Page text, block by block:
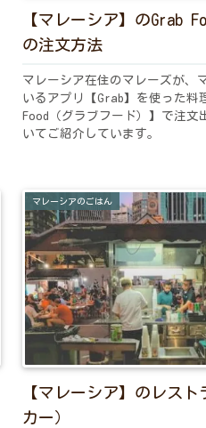
【マレーシア】のGrab
の注文方法
マレーシア在住のマレーズが、
いるアプリ【Grab】を使った料
Food（グラブフード）】で注文
いてご紹介しています。
マレーシアのごはん
【マレーシア】のレス
カー）